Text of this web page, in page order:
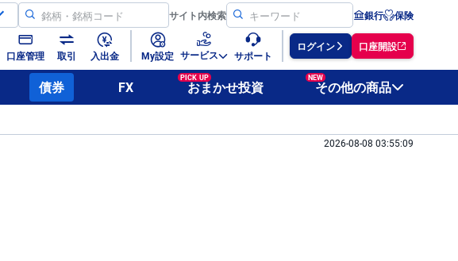
サイト内検索 銀行 保険
口座管理 取引 入出金 My設定 サービス サポート
ログイン 口座開設
債券 FX
PICK UP
おまかせ投資
NEW
その他の商品
2026-08-08 03:55:09